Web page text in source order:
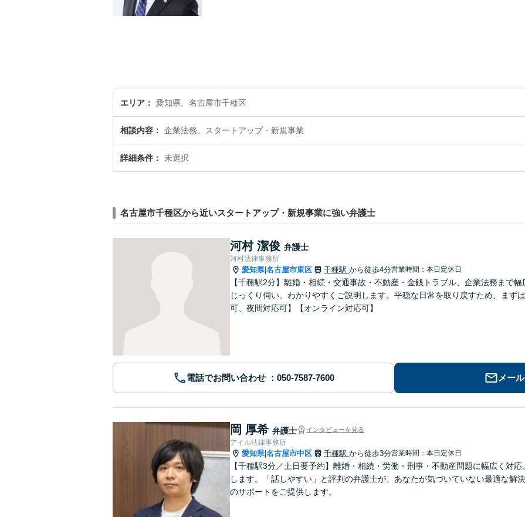
エリア 愛知県、名古屋市千種区
相談内容 企業法務、スタートアップ・新規事業
詳細条件 未選択
名古屋市千種区から近いスタートアップ・新規事業に強い弁護士
河村 潔俊 弁護士
河村法律事務所
愛知県|名古屋市東区 千種駅 から徒歩4分営業時間：本日定休日
【千種駅2分】離婚・相続・交通事故・不動産・金銭トラブル、企業法務まで
じっくり伺い、わかりやすくご説明します。平穏な日常を取り戻すため、まず
可、夜間対応可】【オンライン対応可】
電話でお問い合わせ メー
岡 厚希 弁護士 インタビューを見る
アイル法律事務所
愛知県|名古屋市中区 千種駅 から徒歩3分営業時間：本日定休日
【千種駅3分／土日要予約】離婚・相続・労働・刑事・不動産問題に幅広く対
します。「話しやすい」と評判の弁護士が、あなたが気づいていない最適な解
のサポートをご提供します。